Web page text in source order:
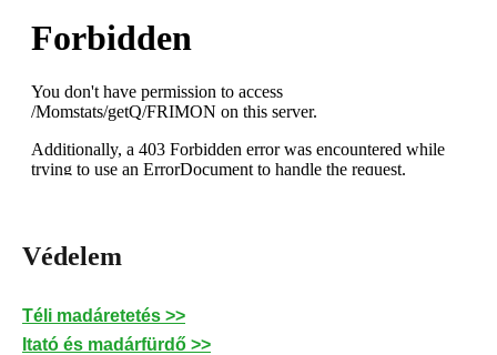
Védelem
Téli madáretetés >>
Itató és madárfürdő >>